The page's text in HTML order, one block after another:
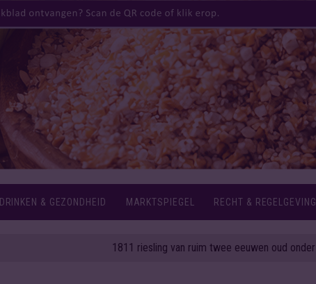
DRINKEN & GEZONDHEID MARKTSPIEGEL RECHT & REGELGEVING
1811 riesling van ruim twee eeuwen oud onder de hamer